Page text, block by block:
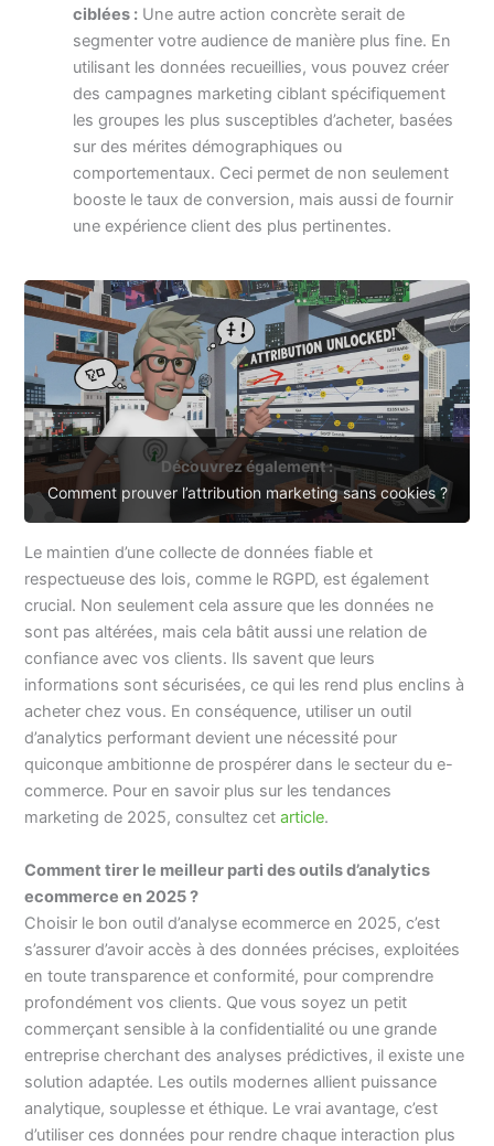
ciblées : Une autre action concrète serait de
segmenter votre audience de manière plus fine. En
utilisant les données recueillies, vous pouvez créer
des campagnes marketing ciblant spécifiquement
les groupes les plus susceptibles d’acheter, basées
sur des mérites démographiques ou
comportementaux. Ceci permet de non seulement
booste le taux de conversion, mais aussi de fournir
une expérience client des plus pertinentes.
Découvrez également :
Comment prouver l’attribution marketing sans cookies ?
Le maintien d’une collecte de données fiable et
respectueuse des lois, comme le RGPD, est également
crucial. Non seulement cela assure que les données ne
sont pas altérées, mais cela bâtit aussi une relation de
confiance avec vos clients. Ils savent que leurs
informations sont sécurisées, ce qui les rend plus enclins à
acheter chez vous. En conséquence, utiliser un outil
d’analytics performant devient une nécessité pour
quiconque ambitionne de prospérer dans le secteur du e-
commerce. Pour en savoir plus sur les tendances
marketing de 2025, consultez cetarticle.
Comment tirer le meilleur parti des outils d’analytics
ecommerce en 2025 ?
Choisir le bon outil d’analyse ecommerce en 2025, c’est
s’assurer d’avoir accès à des données précises, exploitées
en toute transparence et conformité, pour comprendre
profondément vos clients. Que vous soyez un petit
commerçant sensible à la confidentialité ou une grande
entreprise cherchant des analyses prédictives, il existe une
solution adaptée. Les outils modernes allient puissance
analytique, souplesse et éthique. Le vrai avantage, c’est
d’utiliser ces données pour rendre chaque interaction plus